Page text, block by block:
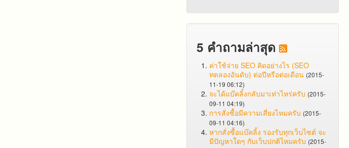
5 คำถามล่าสุด
ค่าใช้จ่าย SEO คิดอย่างไร (SEO
ทดลองอันดับ) ต่อปีหรือต่อเดือน (2015-
11-19 06:12)
จะได้แบ๊คลิ้งกลับมาเท่าไหร่ครับ (2015-
09-11 04:19)
การสั่งซื้อมีความเสี่ยงไหมครับ (2015-
09-11 04:16)
หากสั่งซื้อแบ๊คลิ้ง รองรับทุกเว็บไซต์ จะ
มีปัญหาใดๆ กับเว็บปกติไหมครับ (2015-